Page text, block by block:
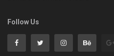
Follow Us